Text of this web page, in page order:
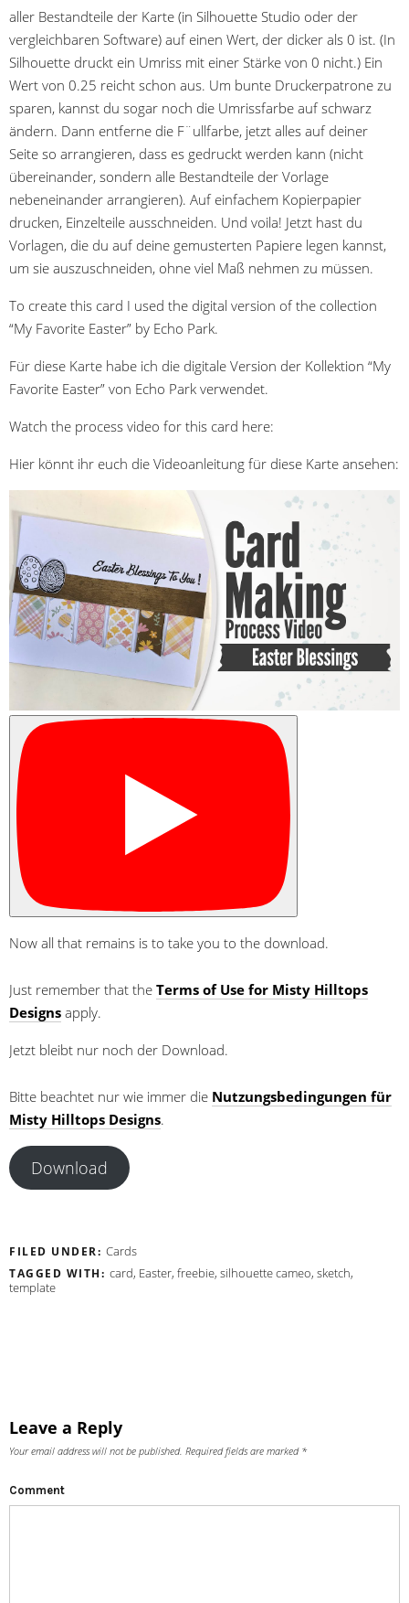
aller Bestandteile der Karte (in Silhouette Studio oder der
vergleichbaren Software) auf einen Wert, der dicker als 0 ist. (In
Silhouette druckt ein Umriss mit einer Stärke von 0 nicht.) Ein
Wert von 0.25 reicht schon aus. Um bunte Druckerpatrone zu
sparen, kannst du sogar noch die Umrissfarbe auf schwarz
ändern. Dann entferne die F¨ullfarbe, jetzt alles auf deiner
Seite so arrangieren, dass es gedruckt werden kann (nicht
übereinander, sondern alle Bestandteile der Vorlage
nebeneinander arrangieren). Auf einfachem Kopierpapier
drucken, Einzelteile ausschneiden. Und voila! Jetzt hast du
Vorlagen, die du auf deine gemusterten Papiere legen kannst,
um sie auszuschneiden, ohne viel Maß nehmen zu müssen.
To create this card I used the digital version of the collection
“My Favorite Easter” by Echo Park.
Für diese Karte habe ich die digitale Version der Kollektion “My
Favorite Easter” von Echo Park verwendet.
Watch the process video for this card here:
Hier könnt ihr euch die Videoanleitung für diese Karte ansehen:
Now all that remains is to take you to the download.
Just remember that the Terms of Use for Misty Hilltops
Designs apply.
Jetzt bleibt nur noch der Download.
Bitte beachtet nur wie immer die Nutzungsbedingungen für
Misty Hilltops Designs.
Download
FILED UNDER: Cards
TAGGED WITH: card, Easter, freebie, silhouette cameo, sketch,
template
Leave a Reply
Your email address will not be published. Required fields are marked *
Comment